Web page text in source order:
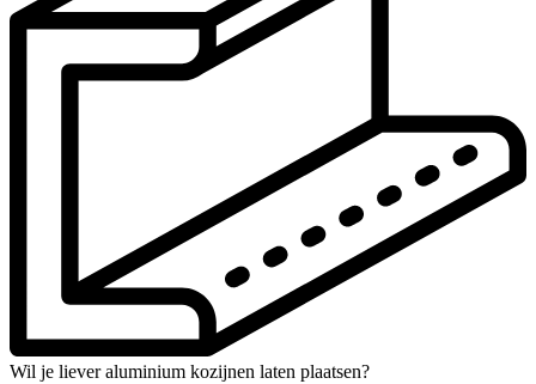
Wil je liever aluminium kozijnen laten plaatsen?